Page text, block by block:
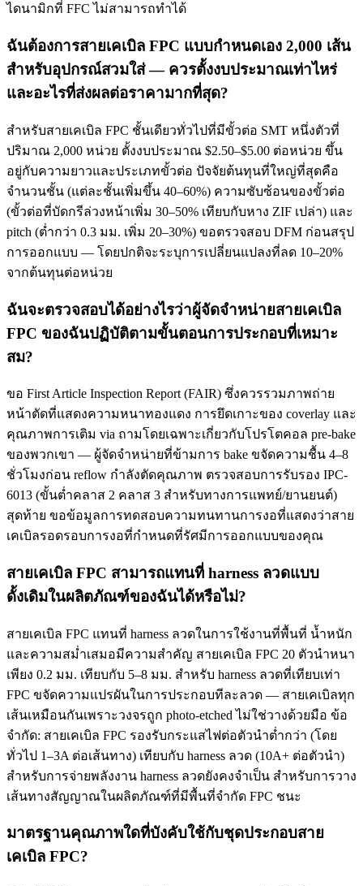
ไดนามิกที่ FFC ไม่สามารถทำได้
ฉันต้องการสายเคเบิล FPC แบบกำหนดเอง 2,000 เส้น
สำหรับอุปกรณ์สวมใส่ — ควรตั้งงบประมาณเท่าไหร่
และอะไรที่ส่งผลต่อราคามากที่สุด?
สำหรับสายเคเบิล FPC ชั้นเดียวทั่วไปที่มีขั้วต่อ SMT หนึ่งตัวที่
ปริมาณ 2,000 หน่วย ตั้งงบประมาณ $2.50–$5.00 ต่อหน่วย ขึ้น
อยู่กับความยาวและประเภทขั้วต่อ ปัจจัยต้นทุนที่ใหญ่ที่สุดคือ
จำนวนชั้น (แต่ละชั้นเพิ่มขึ้น 40–60%) ความซับซ้อนของขั้วต่อ
(ขั้วต่อที่บัดกรีล่วงหน้าเพิ่ม 30–50% เทียบกับหาง ZIF เปล่า) และ
pitch (ต่ำกว่า 0.3 มม. เพิ่ม 20–30%) ขอตรวจสอบ DFM ก่อนสรุป
การออกแบบ — โดยปกติจะระบุการเปลี่ยนแปลงที่ลด 10–20%
จากต้นทุนต่อหน่วย
ฉันจะตรวจสอบได้อย่างไรว่าผู้จัดจำหน่ายสายเคเบิล
FPC ของฉันปฏิบัติตามขั้นตอนการประกอบที่เหมาะ
สม?
ขอ First Article Inspection Report (FAIR) ซึ่งควรรวมภาพถ่าย
หน้าตัดที่แสดงความหนาทองแดง การยึดเกาะของ coverlay และ
คุณภาพการเติม via ถามโดยเฉพาะเกี่ยวกับโปรโตคอล pre-bake
ของพวกเขา — ผู้จัดจำหน่ายที่ข้ามการ bake ขจัดความชื้น 4–8
ชั่วโมงก่อน reflow กำลังตัดคุณภาพ ตรวจสอบการรับรอง IPC-
6013 (ขั้นต่ำคลาส 2 คลาส 3 สำหรับทางการแพทย์/ยานยนต์)
สุดท้าย ขอข้อมูลการทดสอบความทนทานการงอที่แสดงว่าสาย
เคเบิลรอดรอบการงอที่กำหนดที่รัศมีการออกแบบของคุณ
สายเคเบิล FPC สามารถแทนที่ harness ลวดแบบ
ดั้งเดิมในผลิตภัณฑ์ของฉันได้หรือไม่?
สายเคเบิล FPC แทนที่ harness ลวดในการใช้งานที่พื้นที่ น้ำหนัก
และความสม่ำเสมอมีความสำคัญ สายเคเบิล FPC 20 ตัวนำหนา
เพียง 0.2 มม. เทียบกับ 5–8 มม. สำหรับ harness ลวดที่เทียบเท่า
FPC ขจัดความแปรผันในการประกอบทีละลวด — สายเคเบิลทุก
เส้นเหมือนกันเพราะวงจรถูก photo-etched ไม่ใช่วางด้วยมือ ข้อ
จำกัด: สายเคเบิล FPC รองรับกระแสไฟต่อตัวนำต่ำกว่า (โดย
ทั่วไป 1–3A ต่อเส้นทาง) เทียบกับ harness ลวด (10A+ ต่อตัวนำ)
สำหรับการจ่ายพลังงาน harness ลวดยังคงจำเป็น สำหรับการวาง
เส้นทางสัญญาณในผลิตภัณฑ์ที่มีพื้นที่จำกัด FPC ชนะ
มาตรฐานคุณภาพใดที่บังคับใช้กับชุดประกอบสาย
เคเบิล FPC?